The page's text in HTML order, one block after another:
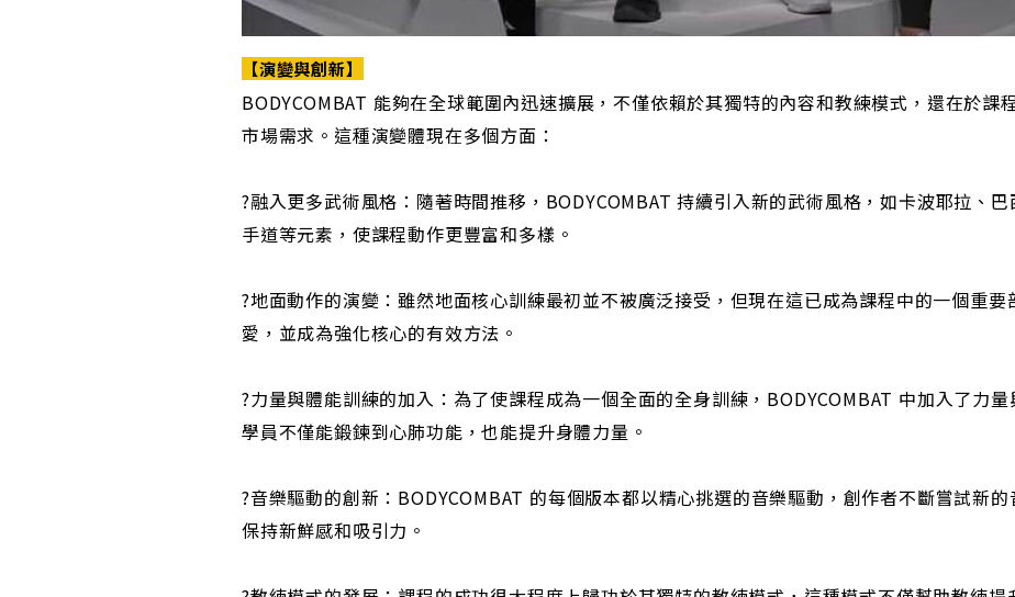
【演變與創新】
BODYCOMBAT 能夠在全球範圍內迅速擴展，不僅依賴於其獨特的內容和教練模式，還在於課
市場需求。這種演變體現在多個方面：
?融入更多武術風格：隨著時間推移，BODYCOMBAT 持續引入新的武術風格，如卡波耶拉、
手道等元素，使課程動作更豐富和多樣。
?地面動作的演變：雖然地面核心訓練最初並不被廣泛接受，但現在這已成為課程中的一個重要
愛，並成為強化核心的有效方法。
?力量與體能訓練的加入：為了使課程成為一個全面的全身訓練，BODYCOMBAT 中加入了力
學員不僅能鍛鍊到心肺功能，也能提升身體力量。
?音樂驅動的創新：BODYCOMBAT 的每個版本都以精心挑選的音樂驅動，創作者不斷嘗試新
保持新鮮感和吸引力。